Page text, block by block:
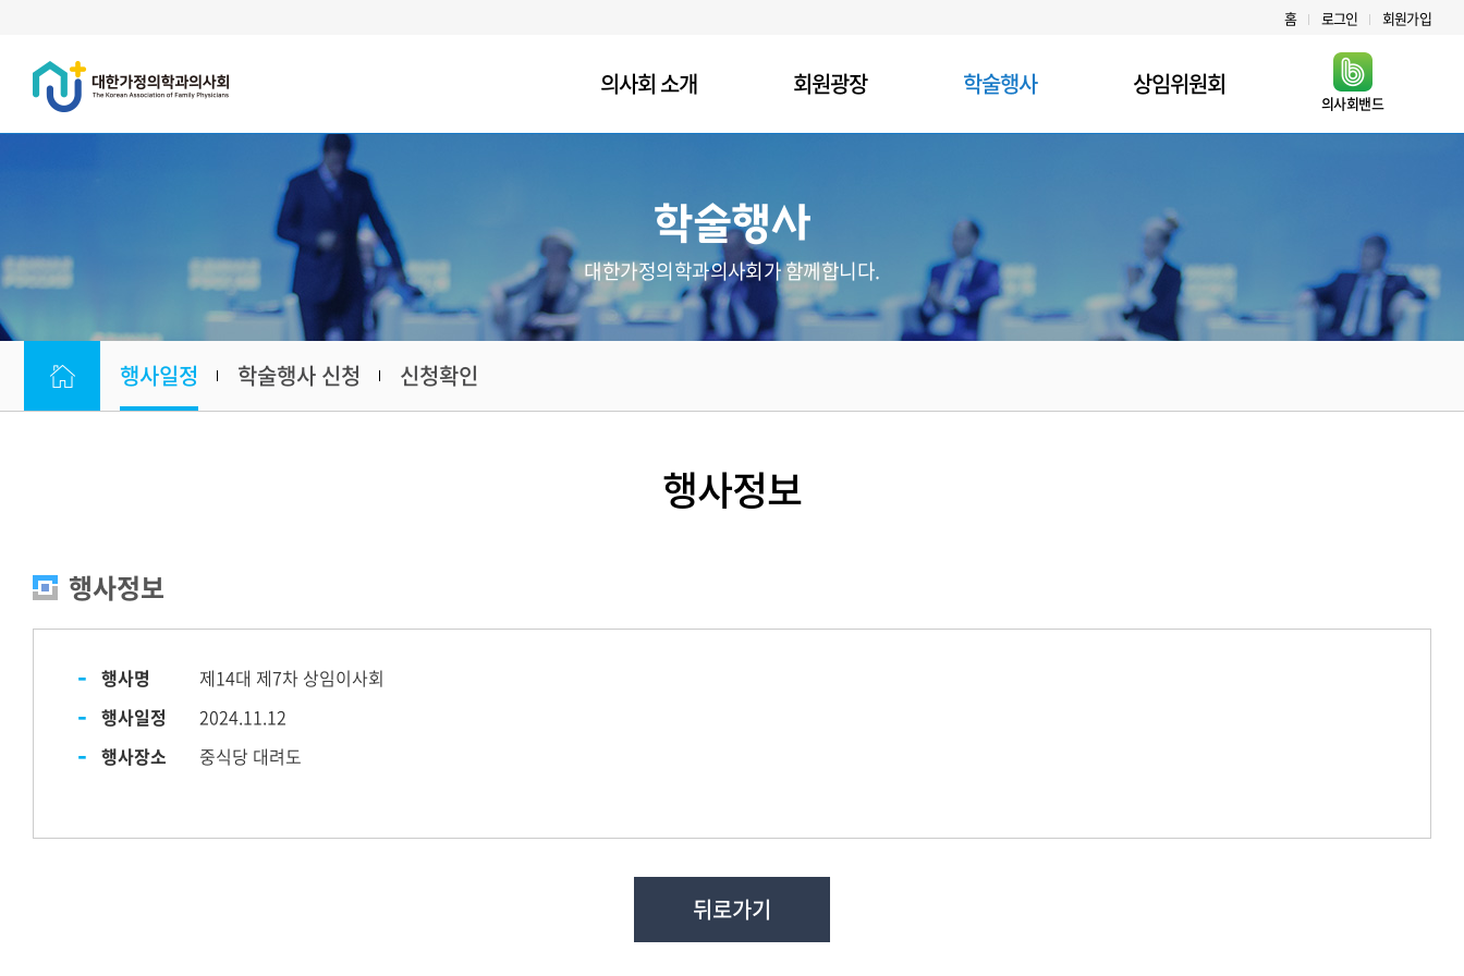
홈 로그인 회원가입
의사회 소개 회원광장 학술행사 상임위원회
의사회밴드
학술행사
대한가정의학과의사회가 함께합니다.
행사일정 학술행사 신청 신청확인
행사정보
행사정보
행사명
제14대 제7차 상임이사회
행사일정
2024.11.12
행사장소
중식당 대려도
뒤로가기